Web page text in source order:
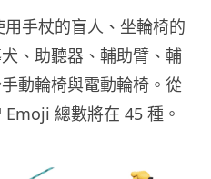
手杖的盲人、坐輪椅的
、助聽器、輔助臂、輔
動輪椅與電動輪椅。從
總數將在 45 種。